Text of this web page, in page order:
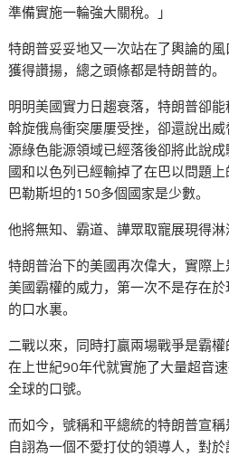
準備實施一輪強大關稅。」
特朗普妥妥地又一次站在了輿論的
獲得讚揚，總之頭條都是特朗普的。
明明美國實力日趨衰落，特朗普卻
斡旋俄烏衝突屢屢受挫，卻還說出
源綠色能源領域已經落後卻將此說
國和以色列已經輸掉了在巴以問題
巴勒斯坦的150多個國家是少數。
他將無知、霸道、譁眾取寵展現得淋
特朗普治下的美國再次偉大，實際上
美國霸權的威力，第一次不是存在
的口水裏。
二戰以來，同時打贏兩場戰爭是霸權
在上世紀90年代就實施了大量超音
全球的口號。
而如今，號稱和平總統的特朗普宣稱
自詡為一個不愛打仗的領導人，對